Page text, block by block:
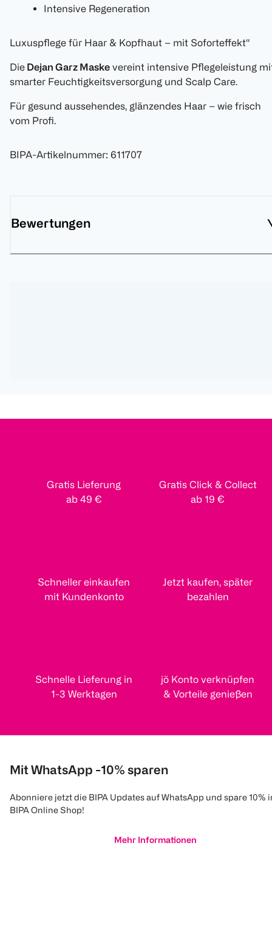
Intensive Regeneration
Luxuspflege für Haar & Kopfhaut – mit Soforteffekt“
Die Dejan Garz Maske vereint intensive Pflegeleistung
smarter Feuchtigkeitsversorgung und Scalp Care.
Für gesund aussehendes, glänzendes Haar – wie frisch
vom Profi.
BIPA-Artikelnummer: 611707
Bewertungen
Gratis Lieferung
ab 49 €
Gratis Click & Collect
ab 19 €
Schneller einkaufen
mit Kundenkonto
Jetzt kaufen, später
bezahlen
Schnelle Lieferung in
1-3 Werktagen
jö Konto verknüpfen
& Vorteile genießen
Mit WhatsApp -10% sparen
Abonniere jetzt die BIPA Updates auf WhatsApp und spare 10%
BIPA Online Shop!
Mehr Informationen